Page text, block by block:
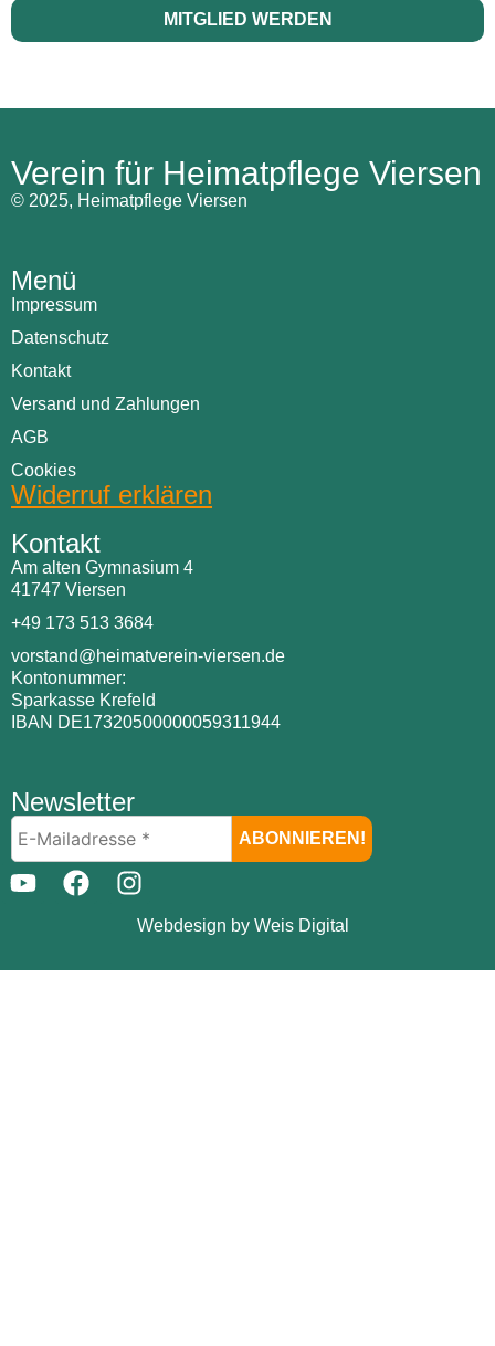
MITGLIED WERDEN
Verein für Heimatpflege Viersen
© 2025, Heimatpflege Viersen
Menü
Impressum
Datenschutz
Kontakt
Versand und Zahlungen
AGB
Cookies
Widerruf erklären
Kontakt
Am alten Gymnasium 4
41747 Viersen
+49 173 513 3684
vorstand@heimatverein-viersen.de
Kontonummer:
Sparkasse Krefeld
IBAN DE17320500000059311944
Newsletter
Webdesign by Weis Digital